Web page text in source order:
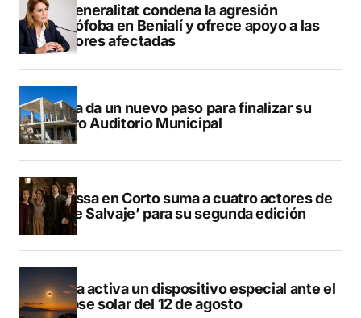
La Generalitat condena la agresión
homófoba en Benialí y ofrece apoyo a las
menores afectadas
Xàbia da un nuevo paso para finalizar su
futuro Auditorio Municipal
Benissa en Corto suma a cuatro actores de
‘Valle Salvaje’ para su segunda edición
Dénia activa un dispositivo especial ante el
eclipse solar del 12 de agosto